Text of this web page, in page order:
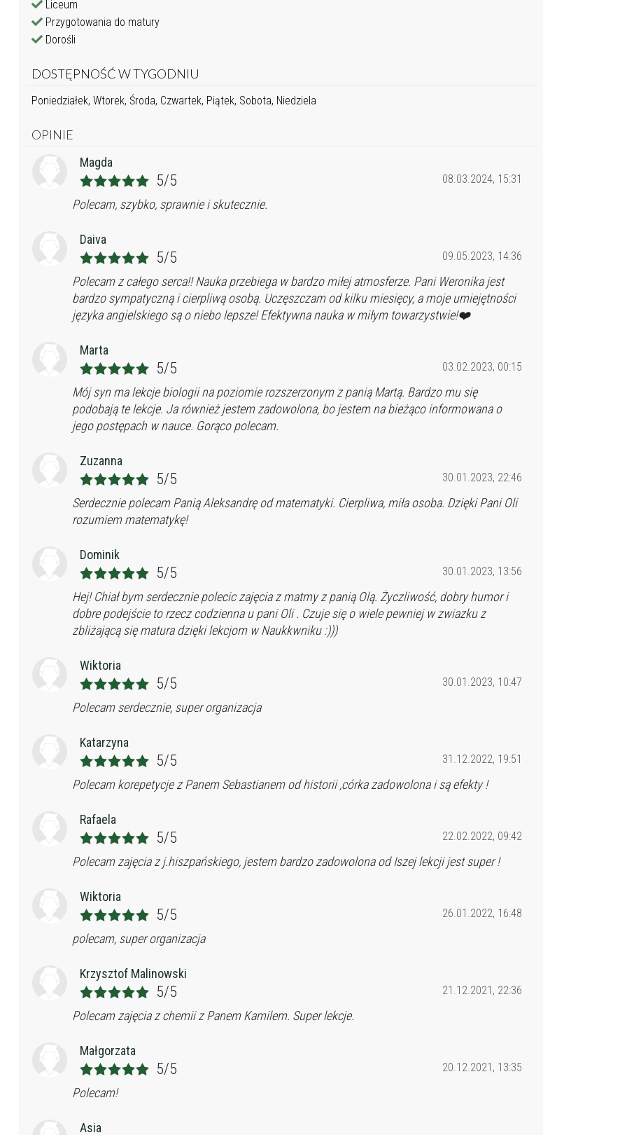
Liceum
Przygotowania do matury
Dorośli
DOSTĘPNOŚĆ W TYGODNIU
Poniedziałek, Wtorek, Środa, Czwartek, Piątek, Sobota, Niedziela
OPINIE
Magda
08.03.2024, 15:31
5/5
Polecam, szybko, sprawnie i skutecznie.
Daiva
09.05.2023, 14:36
5/5
Polecam z całego serca!! Nauka przebiega w bardzo miłej atmosferze. Pani Weronika jest
bardzo sympatyczną i cierpliwą osobą. Uczęszczam od kilku miesięcy, a moje umiejętności
języka angielskiego są o niebo lepsze! Efektywna nauka w miłym towarzystwie!❤️
Marta
03.02.2023, 00:15
5/5
Mój syn ma lekcje biologii na poziomie rozszerzonym z panią Martą. Bardzo mu się
podobają te lekcje. Ja również jestem zadowolona, bo jestem na bieżąco informowana o
jego postępach w nauce. Gorąco polecam.
Zuzanna
30.01.2023, 22:46
5/5
Serdecznie polecam Panią Aleksandrę od matematyki. Cierpliwa, miła osoba. Dzięki Pani Oli
rozumiem matematykę!
Dominik
30.01.2023, 13:56
5/5
Hej! Chiał bym serdecznie polecic zajęcia z matmy z panią Olą. Życzliwość, dobry humor i
dobre podejście to rzecz codzienna u pani Oli . Czuje się o wiele pewniej w zwiazku z
zbliżającą się matura dzięki lekcjom w Naukkwniku :)))
Wiktoria
30.01.2023, 10:47
5/5
Polecam serdecznie, super organizacja
Katarzyna
31.12.2022, 19:51
5/5
Polecam korepetycje z Panem Sebastianem od historii ,córka zadowolona i są efekty !
Rafaela
22.02.2022, 09:42
5/5
Polecam zajęcia z j.hiszpańskiego, jestem bardzo zadowolona od Iszej lekcji jest super !
Wiktoria
26.01.2022, 16:48
5/5
polecam, super organizacja
Krzysztof Malinowski
21.12.2021, 22:36
5/5
Polecam zajęcia z chemii z Panem Kamilem. Super lekcje.
Małgorzata
20.12.2021, 13:35
5/5
Polecam!
Asia